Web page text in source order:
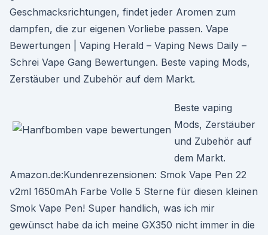
Geschmacksrichtungen, findet jeder Aromen zum
dampfen, die zur eigenen Vorliebe passen. Vape
Bewertungen | Vaping Herald – Vaping News Daily –
Schrei Vape Gang Bewertungen. Beste vaping Mods,
Zerstäuber und Zubehör auf dem Markt.
Beste vaping
Mods, Zerstäuber
und Zubehör auf
dem Markt.
Amazon.de:Kundenrezensionen: Smok Vape Pen 22
v2ml 1650mAh Farbe Volle 5 Sterne für diesen kleinen
Smok Vape Pen! Super handlich, was ich mir
gewünsct habe da ich meine GX350 nicht immer in die